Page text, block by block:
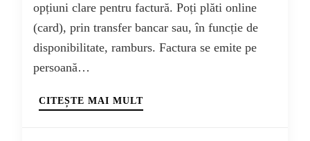
opțiuni clare pentru factură. Poți plăti online
(card), prin transfer bancar sau, în funcție de
disponibilitate, ramburs. Factura se emite pe
persoană…
CITEȘTE MAI MULT